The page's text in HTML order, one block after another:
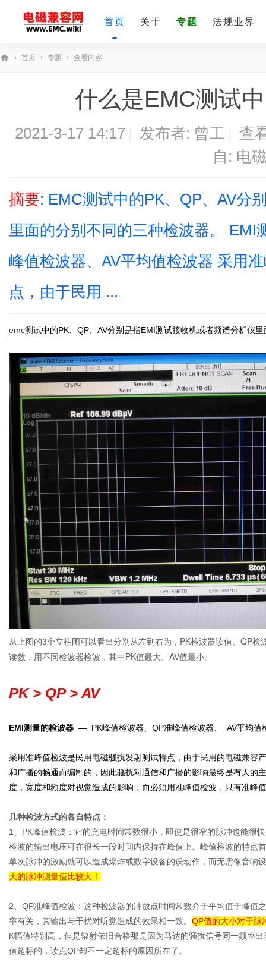
首页 关于 专题 法规业界
› 首页 › 专题 › 查看内容
什么是EMC测试
2021-3-17 14:17 发布者: 曾工
查
自: 电
摘要: EMC测试中的PK、QP、AV分
里面的分别不同的三种检波器。
峰值检波器、AV平均值检波器 采用
点，由于民用 ...
emc测试中的PK、QP、AV分别是指EMI测试接收机或者频谱分析仪
从上图的3个立柱图可以看出分别从左到右为，PK检波器读值、QP
读数，用不同检波器检波，其中PK值最大、AV值最小。
PK > QP > AV
EMI测量的检波器 — PK峰值检波器、QP准峰值检波器、 AV平均值
采用准峰值检波是民用电磁骚扰发射测试特点，由于民用的电磁兼容
和广播的畅通而编制的，因此骚扰对通信和广播的影响最终是有人的
度，宽度和频度对视觉造成的影响，而必须用准峰值检波，只有准峰
几种检波方式的各自特点：
1、PK峰值检波：它的充电时间常数很小，即使是很窄的脉冲也能很
检波的输出电压可在很长一段时间内保持在峰值上。峰值检波的特点
单次脉冲的激励就可以造成爆炸或数字设备的误动作，而无需像音响
大的脉冲测量值比较大！
2、QP准峰值检波：这种检波器的冲放点时间常数介于平均值于峰
率有关，其输出与干扰对听觉造成的效果相一致。 QP值的大小对于脉
K幅值特别高，但是辐射依旧合格那是因为马达的骚扰信号同一频率
值超标的，读点QP却不一定超标的原因所在了。